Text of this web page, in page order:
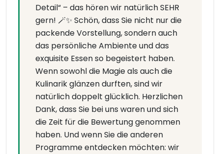
Detail“ – das hören wir natürlich SEHR
gern! 🪄✨ Schön, dass Sie nicht nur die
packende Vorstellung, sondern auch
das persönliche Ambiente und das
exquisite Essen so begeistert haben.
Wenn sowohl die Magie als auch die
Kulinarik glänzen durften, sind wir
natürlich doppelt glücklich. Herzlichen
Dank, dass Sie bei uns waren und sich
die Zeit für die Bewertung genommen
haben. Und wenn Sie die anderen
Programme entdecken möchten: wir